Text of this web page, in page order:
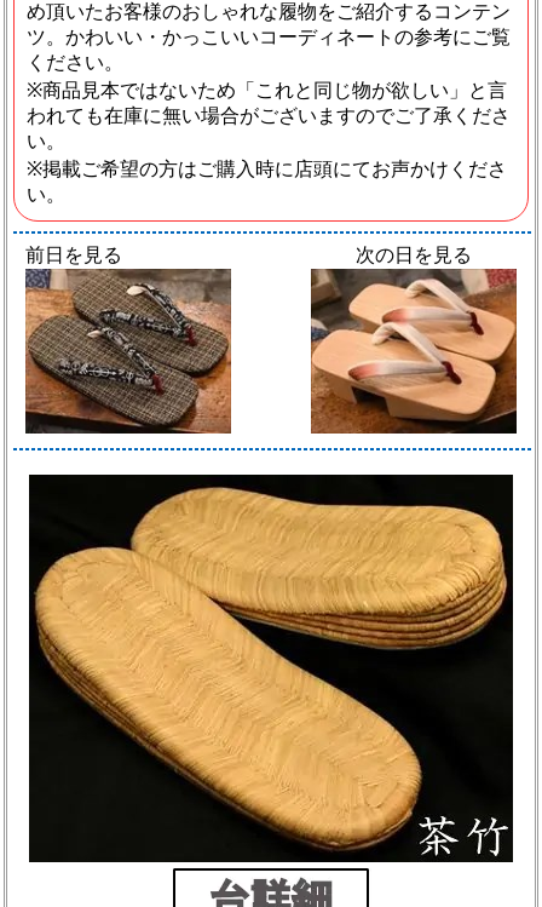
め頂いたお客様のおしゃれな履物をご紹介するコンテン
ツ。かわいい・かっこいいコーディネートの参考にご覧
ください。
※商品見本ではないため「これと同じ物が欲しい」と言
われても在庫に無い場合がございますのでご了承くださ
い。
※掲載ご希望の方はご購入時に店頭にてお声かけくださ
い。
前日を見る 次の日を見る